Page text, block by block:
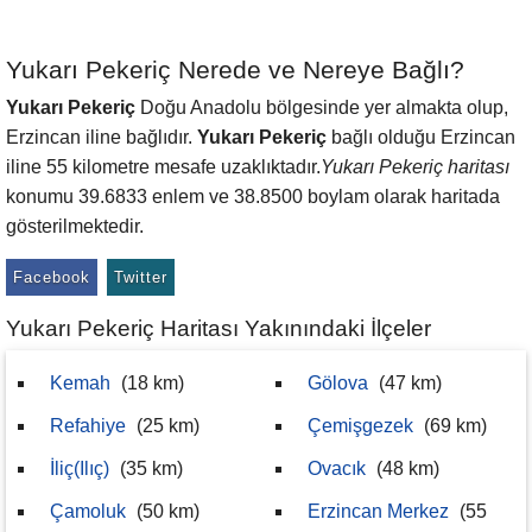
Yukarı Pekeriç Nerede ve Nereye Bağlı?
Yukarı Pekeriç Doğu Anadolu bölgesinde yer almakta olup,
Erzincan iline bağlıdır. Yukarı Pekeriç bağlı olduğu Erzincan
iline 55 kilometre mesafe uzaklıktadır.Yukarı Pekeriç haritası
konumu 39.6833 enlem ve 38.8500 boylam olarak haritada
gösterilmektedir.
Facebook Twitter
Yukarı Pekeriç Haritası Yakınındaki İlçeler
Kemah (18 km)
Refahiye (25 km)
İliç(Ilıç) (35 km)
Çamoluk (50 km)
Gölova (47 km)
Çemişgezek (69 km)
Ovacık (48 km)
Erzincan Merkez (55